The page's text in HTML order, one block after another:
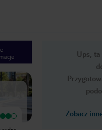
Ups,
Zobacz
Next slide
1/29
Bardzo dobry